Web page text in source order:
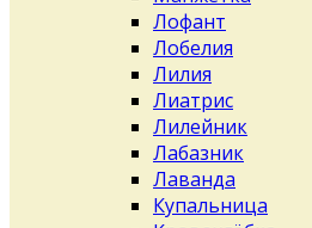
Лофант
Лобелия
Лилия
Лиатрис
Лилейник
Лабазник
Лаванда
Купальница